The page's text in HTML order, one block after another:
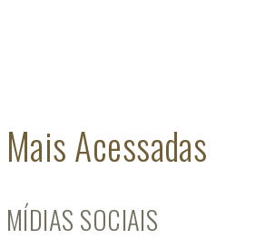
Mais Acessadas
MÍDIAS SOCIAIS